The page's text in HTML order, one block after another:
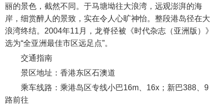
丽的景色，截然不同。于马塘坳往大浪湾，远观澎湃的海
岸，细赏醉人的景致，实在令人心旷神怡。整段港岛径在大
浪湾终结。2004年11月，龙脊径被《时代杂志（亚洲版）》
选为“全亚洲最佳市区远足点”。
交通指南
景区地址：香港东区石澳道
乘车线路：乘港岛区专线小巴16m、16x；新巴388、9
路前往